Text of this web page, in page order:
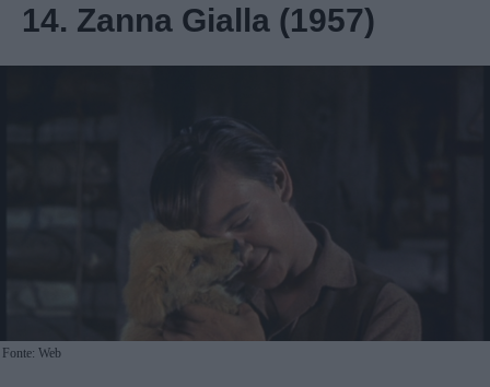
14. Zanna Gialla (1957)
Fonte: Web